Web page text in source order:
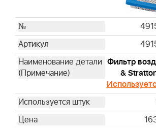
Фильтр
&